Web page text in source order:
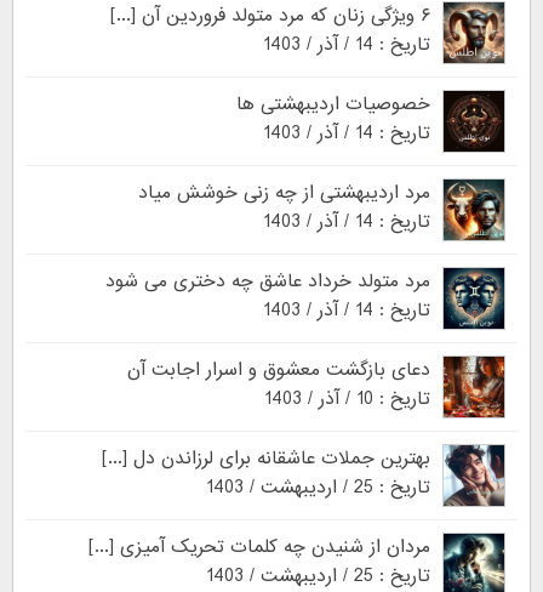
۶ ویژگی زنان که مرد متولد فروردین آن [...]
تاریخ : 14 / آذر / 1403
خصوصیات اردیبهشتی ها
تاریخ : 14 / آذر / 1403
مرد اردیبهشتی از چه زنی خوشش میاد
تاریخ : 14 / آذر / 1403
مرد متولد خرداد عاشق چه دختری می شود
تاریخ : 14 / آذر / 1403
دعای بازگشت معشوق و اسرار اجابت آن
تاریخ : 10 / آذر / 1403
بهترین جملات عاشقانه برای لرزاندن دل [...]
تاریخ : 25 / اردیبهشت / 1403
مردان از شنیدن چه کلمات تحریک آمیزی [...]
تاریخ : 25 / اردیبهشت / 1403